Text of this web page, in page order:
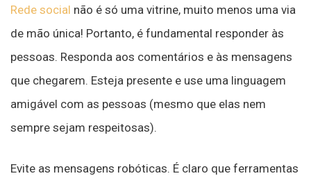
Rede social não é só uma vitrine, muito menos uma via
de mão única! Portanto, é fundamental responder às
pessoas. Responda aos comentários e às mensagens
que chegarem. Esteja presente e use uma linguagem
amigável com as pessoas (mesmo que elas nem
sempre sejam respeitosas).
Evite as mensagens robóticas. É claro que ferramentas